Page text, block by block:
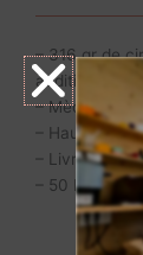
– 316 gr de
additifs)
– Mèche en
– Hauteur :
– Livrée
– 50 H de